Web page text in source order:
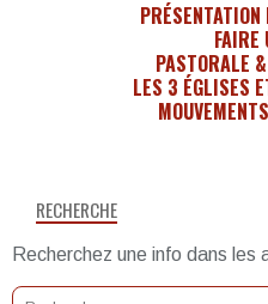
RECHERCHE
Recherchez une info dans les
FAIRE
PASTORALE
LES 3 ÉGLISES